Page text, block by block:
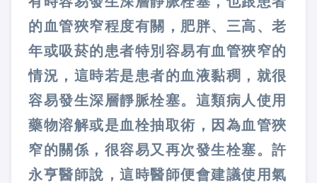
的血管狹窄程度有關，肥胖、三高、老
年或吸菸的患者特別容易有血管狹窄的
情況，這時若是患者的血液黏稠，就很
容易發生深層靜脈栓塞。這類病人使用
藥物溶解或是血栓抽取術，因為血管狹
窄的關係，很容易又再次發生栓塞。許
永亨醫師說，這時醫師便會建議使用氣